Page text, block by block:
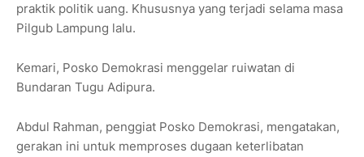
praktik politik uang. Khususnya yang terjadi selama masa
Pilgub Lampung lalu.
Kemari, Posko Demokrasi menggelar ruiwatan di
Bundaran Tugu Adipura.
Abdul Rahman, penggiat Posko Demokrasi, mengatakan,
gerakan ini untuk memproses dugaan keterlibatan